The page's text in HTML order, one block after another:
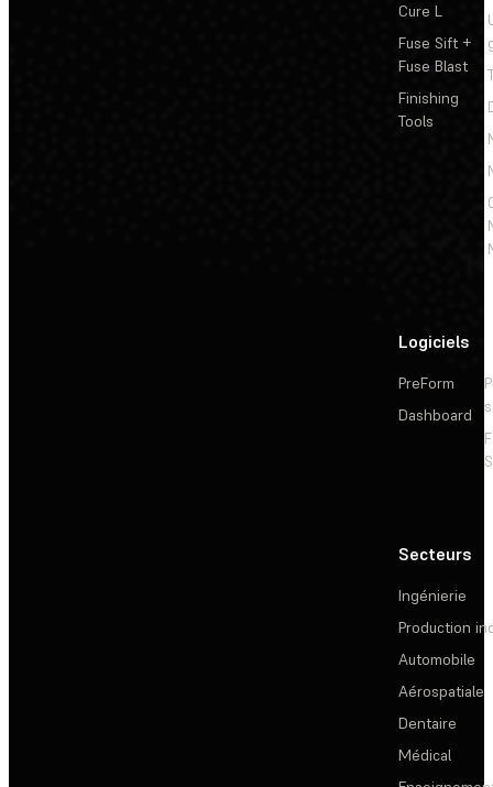
Cure L
Fuse Sift +
Fuse Blast
Finishing
Tools
Logiciels
PreForm
Dashboard
Secteurs
Ingénierie
Production
Automobile
Aérospatiale
Dentaire
Médical